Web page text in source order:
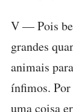
V — Pois
grandes
animais
ínfimos.
uma coisa